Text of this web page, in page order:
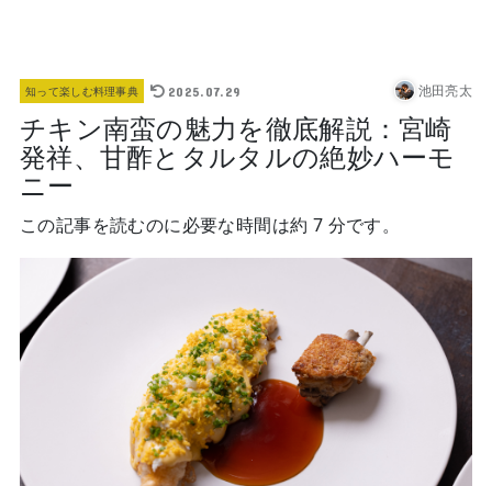
知って楽しむ料理事典 2025.07.29 池田亮太
チキン南蛮の魅力を徹底解説：宮崎
発祥、甘酢とタルタルの絶妙ハーモ
ニー
この記事を読むのに必要な時間は約 7 分です。